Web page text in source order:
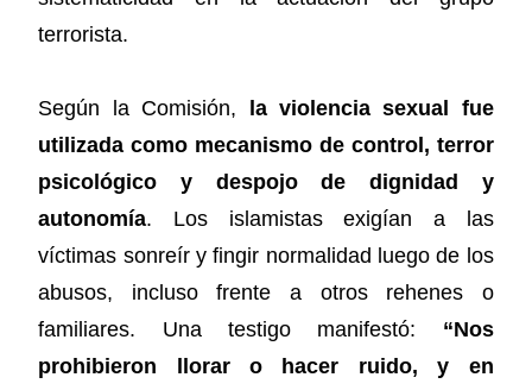
terrorista.
Según la Comisión,
la violencia sexual fue
utilizada como mecanismo de control, terror
psicológico y despojo de dignidad y
autonomía. Los islamistas exigían a las
víctimas sonreír y fingir normalidad luego de los
abusos, incluso frente a otros rehenes o
familiares. Una testigo manifestó: “Nos
prohibieron llorar o hacer ruido, y en